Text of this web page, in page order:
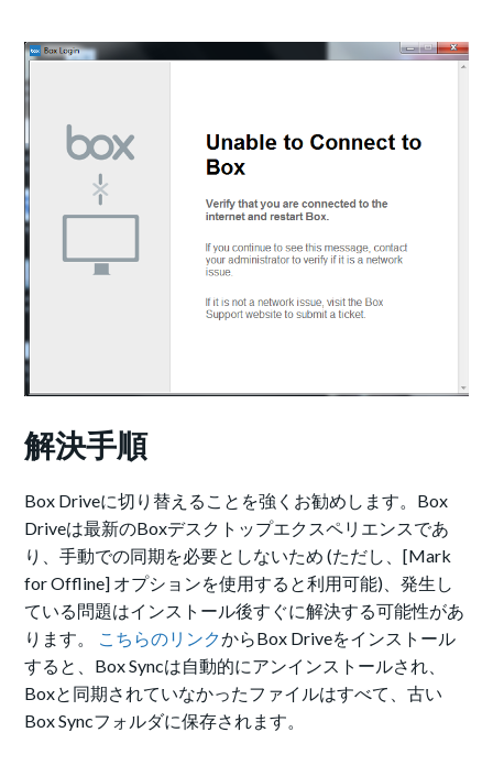
解決手順
Box Driveに切り替えることを強くお勧めします。Box
Driveは最新のBoxデスクトップエクスペリエンスであ
り、手動での同期を必要としないため (ただし、[Mark
for Offline] オプションを使用すると利用可能)、発生し
ている問題はインストール後すぐに解決する可能性があ
ります。 こちらのリンクからBox Driveをインストール
すると、Box Syncは自動的にアンインストールされ、
Boxと同期されていなかったファイルはすべて、古い
Box Syncフォルダに保存されます。